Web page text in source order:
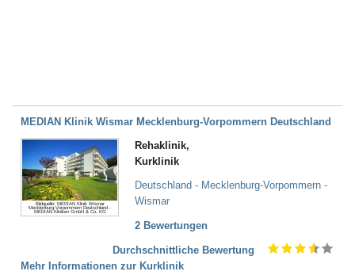
MEDIAN Klinik Wismar Mecklenburg-Vorpommern Deutschland
Bildquelle: MEDIAN Klinik Wismar
Mecklenburg-Vorpommern Deutschland -
MEDIAN Kliniken GmbH & Co. KG
Rehaklinik,
Kurklinik
Deutschland - Mecklenburg-Vorpommern -
Wismar
2 Bewertungen
Durchschnittliche Bewertung
Mehr Informationen zur Kurklinik